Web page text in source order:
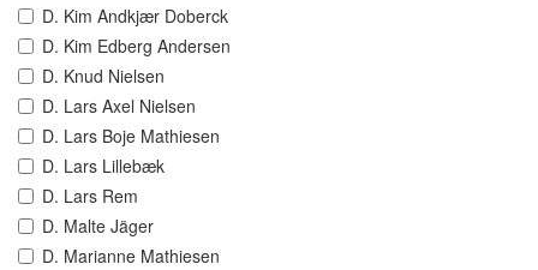
D. Kim Andkjær Doberck
D. Kim Edberg Andersen
D. Knud Nielsen
D. Lars Axel Nielsen
D. Lars Boje Mathiesen
D. Lars Lillebæk
D. Lars Rem
D. Malte Jäger
D. Marianne Mathiesen